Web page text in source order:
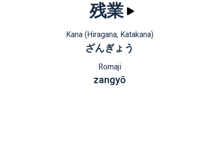
残業
Kana (Hiragana, Katakana)
ざんぎょう
Romaji
zangyō